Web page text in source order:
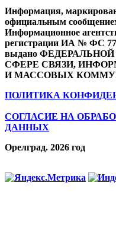
Информация,
официальным
Информационное
регистрации ИА № ФС 77
выдано
СФЕРЕ СВЯЗИ,
И МАССОВЫХ
ПОЛИТИКА
СОГЛАСИЕ НА
ДАННЫХ
Орелград. 2026 год